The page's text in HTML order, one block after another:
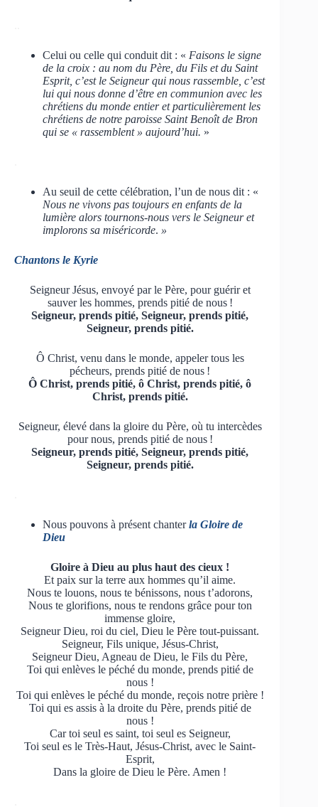
Celui ou celle qui conduit dit : « Faisons le signe
de la croix : au nom du Père, du Fils et du Saint
Esprit, c’est le Seigneur qui nous rassemble, c’est
lui qui nous donne d’être en communion avec les
chrétiens du monde entier et particulièrement les
chrétiens de notre paroisse Saint Benoît de Bron
qui se « rassemblent » aujourd’hui. »
Au seuil de cette célébration, l’un de nous dit : «
Nous ne vivons pas toujours en enfants de la
lumière alors tournons-nous vers le Seigneur et
implorons sa miséricorde. »
Chantons le Kyrie
Seigneur Jésus, envoyé par le Père, pour guérir et
sauver les hommes, prends pitié de nous !
Seigneur, prends pitié, Seigneur, prends pitié,
Seigneur, prends pitié.
Ô Christ, venu dans le monde, appeler tous les
pécheurs, prends pitié de nous !
Ô Christ, prends pitié, ô Christ, prends pitié, ô
Christ, prends pitié.
Seigneur, élevé dans la gloire du Père, où tu intercèdes
pour nous, prends pitié de nous !
Seigneur, prends pitié, Seigneur, prends pitié,
Seigneur, prends pitié.
Nous pouvons à présent chanterla Gloire de
Dieu
Gloire à Dieu au plus haut des cieux !
Et paix sur la terre aux hommes qu’il aime.
Nous te louons, nous te bénissons, nous t’adorons,
Nous te glorifions, nous te rendons grâce pour ton
immense gloire,
Seigneur Dieu, roi du ciel, Dieu le Père tout-puissant.
Seigneur, Fils unique, Jésus-Christ,
Seigneur Dieu, Agneau de Dieu, le Fils du Père,
Toi qui enlèves le péché du monde, prends pitié de
nous !
Toi qui enlèves le péché du monde, reçois notre prière !
Toi qui es assis à la droite du Père, prends pitié de
nous !
Car toi seul es saint, toi seul es Seigneur,
Toi seul es le Très-Haut, Jésus-Christ, avec le Saint-
Esprit,
Dans la gloire de Dieu le Père. Amen !